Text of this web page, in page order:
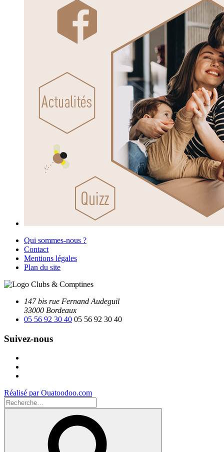
Qui sommes-nous ?
Contact
Mentions légales
Plan du site
147 bis rue Fernand Audeguil
33000 Bordeaux
05 56 92 30 40 05 56 92 30 40
Suivez-nous
Réalisé par Ouatoodoo.com
Recherche
pour